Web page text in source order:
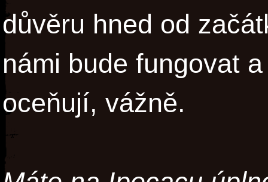
důvěru hned od
námi bude fungovat
oceňují, vážně.